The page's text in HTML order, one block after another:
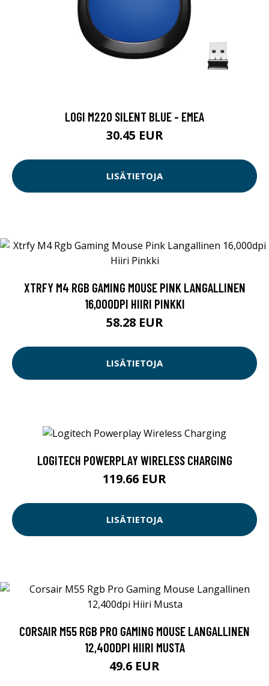
LOGI M220 SILENT BLUE - EMEA
30.45 EUR
LISÄTIETOJA
XTRFY M4 RGB GAMING MOUSE PINK LANGALLINEN
16,000DPI HIIRI PINKKI
58.28 EUR
LISÄTIETOJA
LOGITECH POWERPLAY WIRELESS CHARGING
119.66 EUR
LISÄTIETOJA
CORSAIR M55 RGB PRO GAMING MOUSE LANGALLINEN
12,400DPI HIIRI MUSTA
49.6 EUR